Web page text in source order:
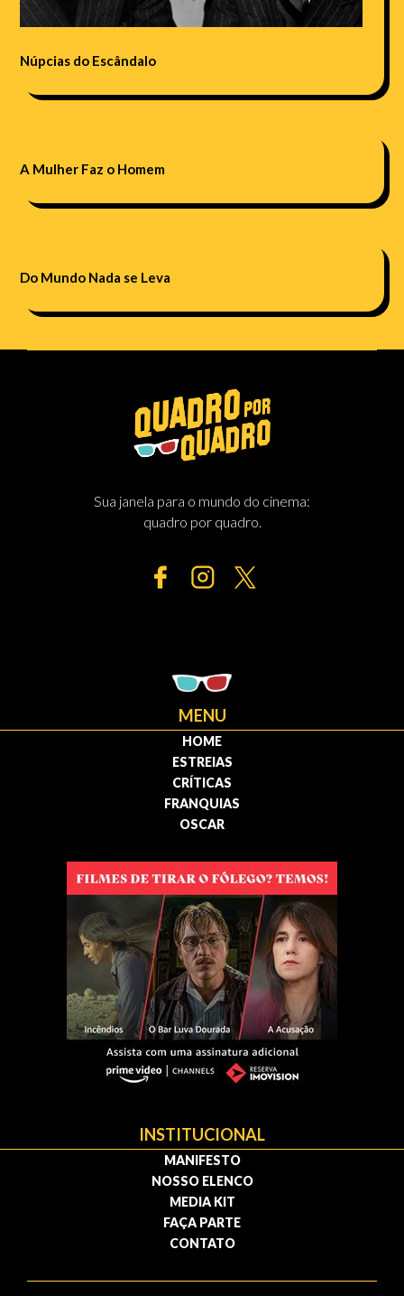
Núpcias do Escândalo
A Mulher Faz o Homem
Do Mundo Nada se Leva
Sua janela para o mundo do cinema:
quadro por quadro.
MENU
HOME
ESTREIAS
CRÍTICAS
FRANQUIAS
OSCAR
INSTITUCIONAL
MANIFESTO
NOSSO ELENCO
MEDIA KIT
FAÇA PARTE
CONTATO